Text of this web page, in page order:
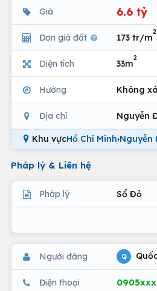
Giá 6.6 tỷ
Đơn giá đất 173 tr/m
2
Diện tích 33m
2
Hướng Không
Địa chỉ Nguyễn
Khu vựcHồ Chí Minh›Nguyễn
Pháp lý & Liên hệ
Pháp lý Sổ Đỏ
Người đăng Q
Điện thoại